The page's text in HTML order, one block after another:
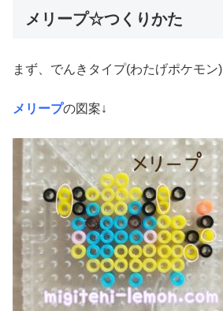
メリープ☆つくりかた
まず、でんきタイプ(わたげポケモン)
メリープの図案↓